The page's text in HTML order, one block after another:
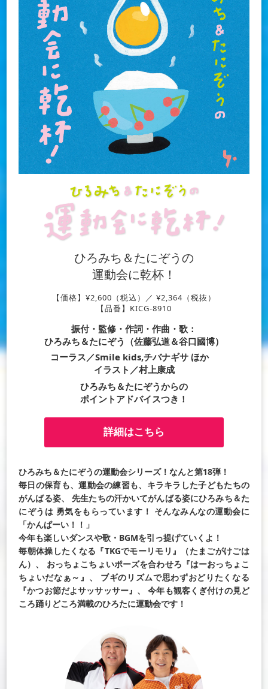
ひろみち＆たにぞうの
運動会に乾杯！
【価格】¥2,600（税込）／ ¥2,364（税抜）
【品番】KICG-8910
振付・監修・作詞・作曲・歌：
ひろみち＆たにぞう（佐藤弘道＆谷口國博）
コーラス／Smile kids,チバナギサ ほか
イラスト／村上康成
ひろみち＆たにぞうからの
ポイントアドバイスつき！
詳細はこちら
ひろみち＆たにぞうの運動会シリーズ！なんと第18弾！
毎日の保育も、運動会の練習も、キラキラした子どもたちの
がんばる姿、
先生たちの汗かいてがんばる姿にひろみち＆た
にぞうは 勇気をもらっています！ そんなみんなの運動会に
「かんぱーい！！」
今年も楽しいダンスや歌・BGMを引っ提げていくよ！
毎朝体操したくなる『TKGでモーリモリ』（たまごがけごは
ん）、
おっちょこちょいポーズを合わせろ『はーおっちょこ
ちょいだなぁ～』、
ブギのリズムで思わずおどりたくなる
『かつお節だよサッサッサー』、
今年も観客くぎ付けの見ど
ころ踊りどころ満載のひろたに運動会です！